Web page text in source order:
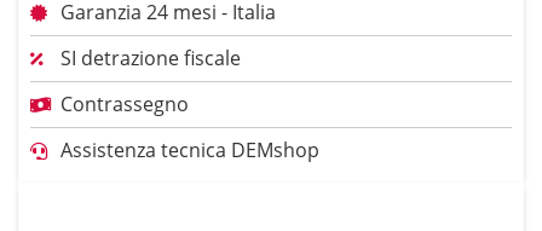
Garanzia 24 mesi - Italia
SI detrazione fiscale
Contrassegno
Assistenza tecnica DEMshop